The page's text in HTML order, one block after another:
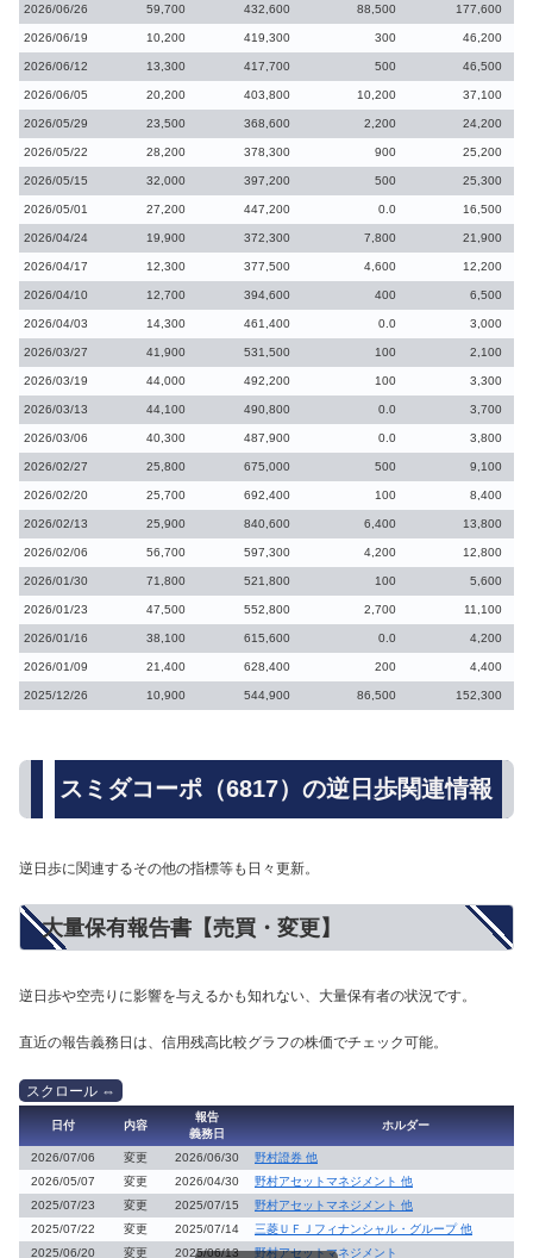
2026/06/26 59,700 432,600 88,500 177,600
2026/06/19 10,200 419,300 300 46,200
2026/06/12 13,300 417,700 500 46,500
2026/06/05 20,200 403,800 10,200 37,100
2026/05/29 23,500 368,600 2,200 24,200
2026/05/22 28,200 378,300 900 25,200
2026/05/15 32,000 397,200 500 25,300
2026/05/01 27,200 447,200 0.0 16,500
2026/04/24 19,900 372,300 7,800 21,900
2026/04/17 12,300 377,500 4,600 12,200
2026/04/10 12,700 394,600 400 6,500
2026/04/03 14,300 461,400 0.0 3,000
2026/03/27 41,900 531,500 100 2,100
2026/03/19 44,000 492,200 100 3,300
2026/03/13 44,100 490,800 0.0 3,700
2026/03/06 40,300 487,900 0.0 3,800
2026/02/27 25,800 675,000 500 9,100
2026/02/20 25,700 692,400 100 8,400
2026/02/13 25,900 840,600 6,400 13,800
2026/02/06 56,700 597,300 4,200 12,800
2026/01/30 71,800 521,800 100 5,600
2026/01/23 47,500 552,800 2,700 11,100
2026/01/16 38,100 615,600 0.0 4,200
2026/01/09 21,400 628,400 200 4,400
2025/12/26 10,900 544,900 86,500 152,300
スミダコーポ（6817）の逆日歩関連情報
逆日歩に関連するその他の指標等も日々更新。
大量保有報告書【売買・変更】
逆日歩や空売りに影響を与えるかも知れない、大量保有者の状況です。
直近の報告義務日は、信用残高比較グラフの株価でチェック可能。
日付 内容
報告
義務日
ホルダー
2026/07/06 変更 2026/06/30
野村證券 他
2026/05/07
変更 2026/04/30
野村アセットマネジメント 他
2025/07/23
変更 2025/07/15
野村アセットマネジメント 他
2025/07/22
変更 2025/07/14
三菱ＵＦＪフィナンシャル・グループ 他
2025/06/20
変更 2025/06/13 野村アセットマネジメント